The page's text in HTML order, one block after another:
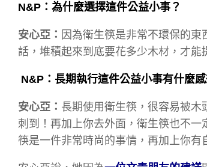
N&P：為什麼選擇這件公益小事？
安心亞： 因為衛生筷是非常不環保的
話，堆積起來到底要花多少木材，才能
N&P：長期執行這件公益小事有什麼感
安心亞： 長期使用衛生筷，很容易被木
刺到！再加上你去外面，衛生筷也不
筷是一件非常時尚的事情，再加上你有